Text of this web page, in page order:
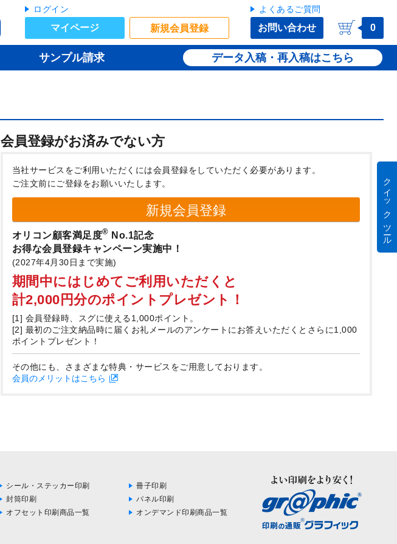
ログイン
マイページ 新規会員登録
よくあるご質問
お問い合わせ 0
サンプル請求 データ入稿・再入稿
会員登録がお済みでない方
当社サービスをご利用いただくには会員登録をしていただく必要があります。
ご注文前にご登録をお願いいたします。
新規会員登録
オリコン顧客満足度® No.1記念
お得な会員登録キャンペーン実施中！
(2027年4月30日まで実施)
期間中にはじめてご利用いただくと
計2,000円分のポイントプレゼント！
[1] 会員登録時、スグに使える1,000ポイント。
[2] 最初のご注文納品時に届くお礼メールのアンケートにお答えいただくとさらに1,000
ポイントプレゼント！
その他にも、さまざまな特典・サービスをご用意しております。
会員のメリットはこちら
シール・ステッカー印刷
冊子印刷
封筒印刷
パネル印刷
オフセット印刷商品一覧
オンデマンド印刷商品一覧
クイック ツール